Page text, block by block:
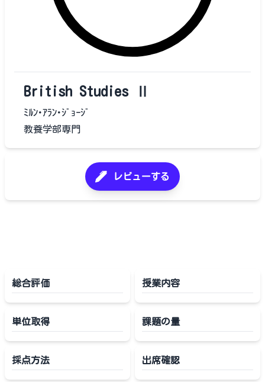
British Studies Ⅱ
ﾐﾙﾝ･ｱﾗﾝ･ｼﾞｮｰｼﾞ
教養学部専門
レビューする
総合評価 授業内容
単位取得 課題の量
採点方法 出席確認